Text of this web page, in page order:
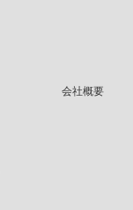
会社概要